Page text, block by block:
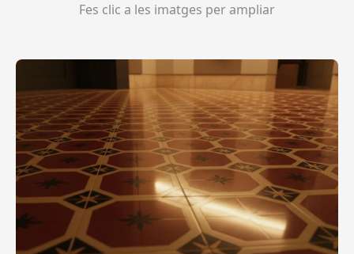
Fes clic a les imatges per ampliar